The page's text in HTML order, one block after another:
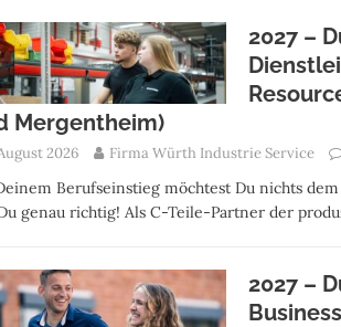
2027 –
Mergentheim)
2026 Firma Würth Industrie Service
Berufseinstieg möchtest Du nichts
genau richtig! Als C-Teile-Partner der
2027 –